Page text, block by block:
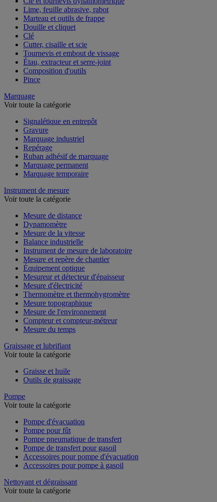
Lime, feuille abrasive, rabot
Marteau et outils de frappe
Douille et cliquet
Clé
Cutter, cisaille et scie
Tournevis et embout de vissage
Étau, extracteur et serre-joint
Composition d'outils
Pince
Marquage
Voir toute la catégorie
Signalétique en entrepôt
Gravure
Marquage industriel
Repérage
Ruban adhésif de marquage
Marquage permanent
Marquage temporaire
Instrument de mesure
Voir toute la catégorie
Mesure de distance
Dynamomètre
Mesure de la vitesse
Balance industrielle
Instrument de mesure de laboratoire
Mesure et repère de chantier
Équipement optique
Mesureur et détecteur d'épaisseur
Mesure d'électricité
Thermomètre et thermohygromètre
Mesure topographique
Mesure de l'environnement
Compteur et compteur-métreur
Mesure du temps
Graissage et lubrifiant
Voir toute la catégorie
Graisse et huile
Outils de graissage
Pompe
Voir toute la catégorie
Pompe d'évacuation
Pompe pour fût
Pompe pneumatique de transfert
Pompe de transfert pour gasoil
Accessoires pour pompe d'évacuation
Accessoires pour pompe à gasoil
Nettoyant et dégraissant
Voir toute la catégorie